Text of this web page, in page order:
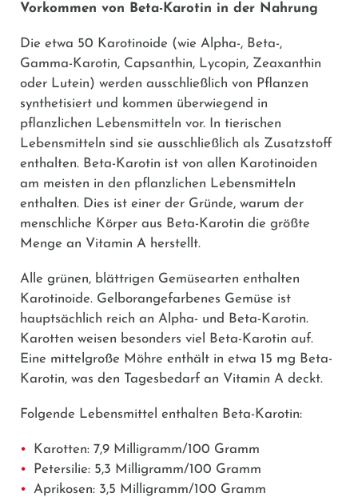
Vorkommen von Beta-Karotin in der Nahrung
Die etwa 50 Karotinoide (wie Alpha-, Beta-,
Gamma-Karotin, Capsanthin, Lycopin, Zeaxanthin
oder Lutein) werden ausschließlich von Pflanzen
synthetisiert und kommen überwiegend in
pflanzlichen Lebensmitteln vor. In tierischen
Lebensmitteln sind sie ausschließlich als Zusatzstoff
enthalten. Beta-Karotin ist von allen Karotinoiden
am meisten in den pflanzlichen Lebensmitteln
enthalten. Dies ist einer der Gründe, warum der
menschliche Körper aus Beta-Karotin die größte
Menge an Vitamin A herstellt.
Alle grünen, blättrigen Gemüsearten enthalten
Karotinoide. Gelborangefarbenes Gemüse ist
hauptsächlich reich an Alpha- und Beta-Karotin.
Karotten weisen besonders viel Beta-Karotin auf.
Eine mittelgroße Möhre enthält in etwa 15 mg Beta-
Karotin, was den Tagesbedarf an Vitamin A deckt.
Folgende Lebensmittel enthalten Beta-Karotin:
Karotten: 7,9 Milligramm/100 Gramm
Petersilie: 5,3 Milligramm/100 Gramm
Aprikosen: 3,5 Milligramm/100 Gramm